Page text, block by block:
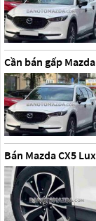
Cần bán gấp
Bán Mazda CX5